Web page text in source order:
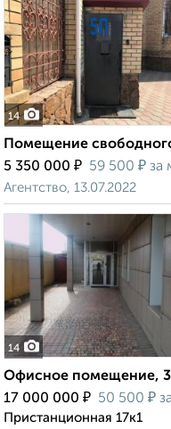
14
Помещение
5 350 000 ₽ 59 500 ₽ за
Агентство, 13.07.2022
14
Офисное помещение,
17 000 000 ₽ 50 500 ₽
Пристанционная 17к1